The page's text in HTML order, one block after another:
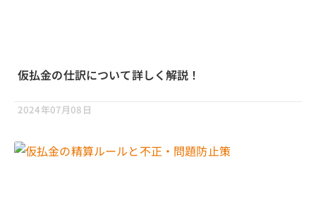
仮払金の仕訳について詳しく解説！
2024年07月08日